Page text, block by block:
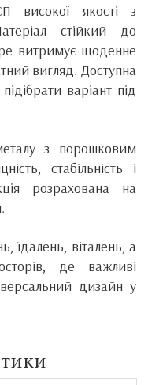
високої якості з
стійкий до
витримує щоденне
вигляд. Доступна
варіант під
з порошковим
стабільність і
розрахована на
їдалень, віталень, а
де важливі
дизайн у